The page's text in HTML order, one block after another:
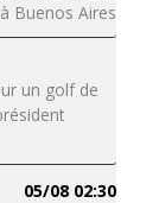
Buenos Aires
un golf de
05/08 02:30